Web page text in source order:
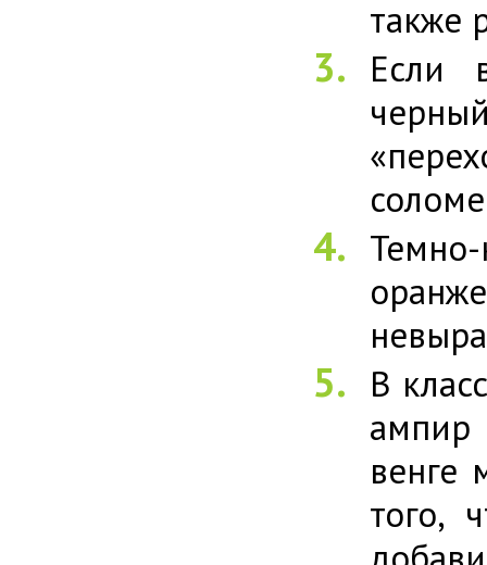
также
Если
В
ампир
венге
того,